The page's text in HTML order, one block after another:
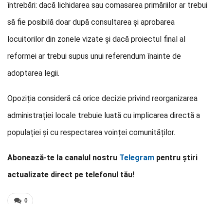
întrebări: dacă lichidarea sau comasarea primăriilor ar trebui
să fie posibilă doar după consultarea și aprobarea
locuitorilor din zonele vizate și dacă proiectul final al
reformei ar trebui supus unui referendum înainte de
adoptarea legii.
Opoziția consideră că orice decizie privind reorganizarea
administrației locale trebuie luată cu implicarea directă a
populației și cu respectarea voinței comunităților.
Abonează-te la canalul nostru Telegram pentru știri
actualizate direct pe telefonul tău!
0